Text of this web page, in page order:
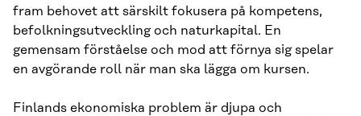
fram behovet att särskilt fokusera på kompetens,
befolkningsutveckling och naturkapital. En
gemensam förståelse och mod att förnya sig spelar
en avgörande roll när man ska lägga om kursen.
Finlands ekonomiska problem är djupa och